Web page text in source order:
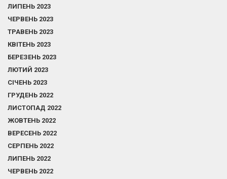
ЛИПЕНЬ 2023
ЧЕРВЕНЬ 2023
ТРАВЕНЬ 2023
КВІТЕНЬ 2023
БЕРЕЗЕНЬ 2023
ЛЮТИЙ 2023
СІЧЕНЬ 2023
ГРУДЕНЬ 2022
ЛИСТОПАД 2022
ЖОВТЕНЬ 2022
ВЕРЕСЕНЬ 2022
СЕРПЕНЬ 2022
ЛИПЕНЬ 2022
ЧЕРВЕНЬ 2022